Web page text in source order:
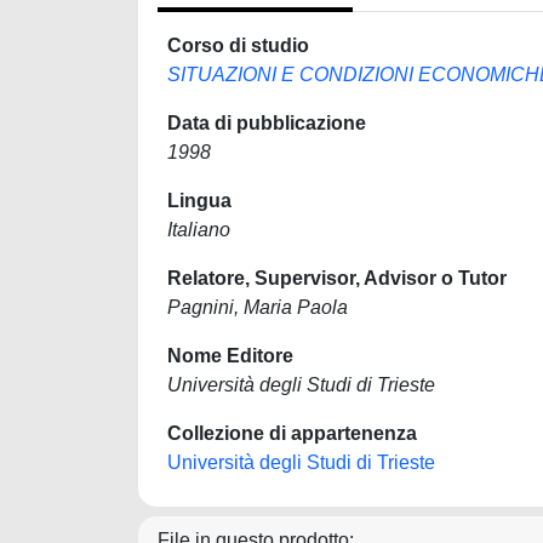
Corso di studio
SITUAZIONI E CONDIZIONI
Data di pubblicazione
1998
Lingua
Italiano
Relatore, Supervisor, Advisor o Tutor
Pagnini, Maria Paola
Nome Editore
Università degli Studi di Trieste
Collezione di appartenenza
Università degli Studi di Trieste